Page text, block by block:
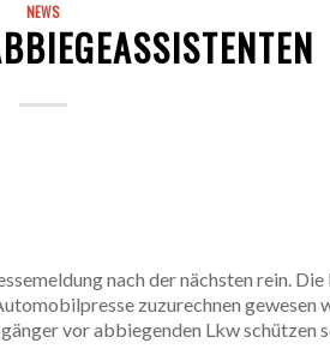
NEWS
nach der nächsten rein.
zuzurechnen gewesen
vor abbiegenden Lkw schützen